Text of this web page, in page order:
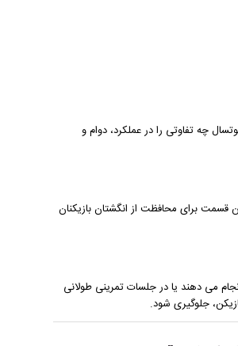
چه تفاوتی را در عملکرد، دوام و
برای محافظت از انگشتان بازیکنان
می دهند یا در جلسات تمرینی طولانی
جلوگیری شود.